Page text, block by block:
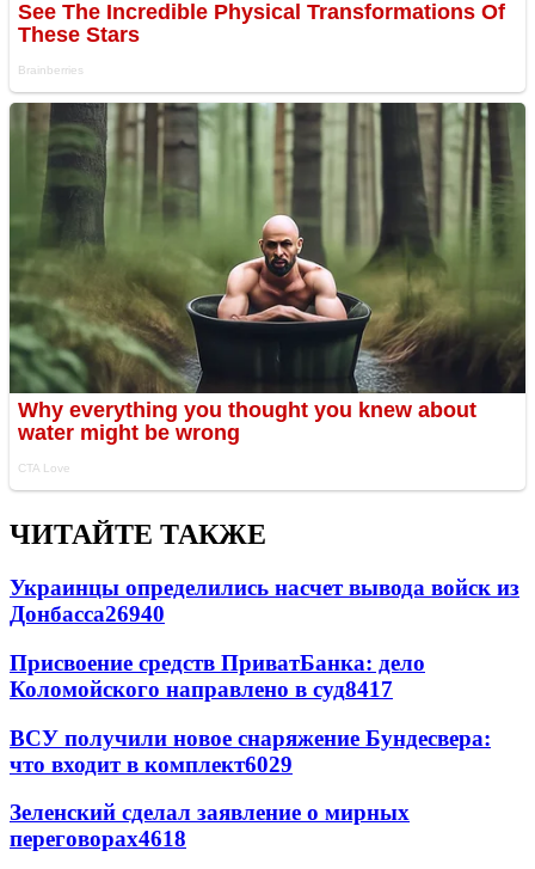
ЧИТАЙТЕ ТАКЖЕ
Украинцы определились насчет вывода войск из
Донбасса26940
Присвоение средств ПриватБанка: дело
Коломойского направлено в суд8417
ВСУ получили новое снаряжение Бундесвера:
что входит в комплект6029
Зеленский сделал заявление о мирных
переговорах4618